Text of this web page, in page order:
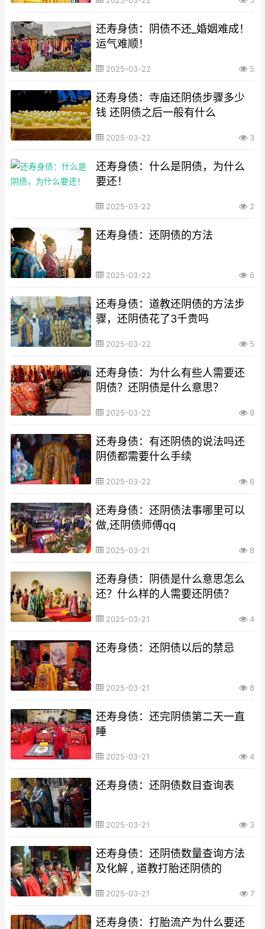
还寿身债：阴债不还_婚姻难成！
运气难顺！
2025-03-22 5
还寿身债：寺庙还阴债步骤多少
钱 还阴债之后一般有什么
2025-03-22 3
还寿身债：什么是阴债，为什么
要还！
2025-03-22 2
还寿身债：还阴债的方法
2025-03-22 6
还寿身债：道教还阴债的方法步
骤，还阴债花了3千贵吗
2025-03-22 5
还寿身债：为什么有些人需要还
阴债？还阴债是什么意思？
2025-03-22 9
还寿身债：有还阴债的说法吗还
阴债都需要什么手续
2025-03-22 6
还寿身债：还阴债法事哪里可以
做,还阴债师傅qq
2025-03-21 8
还寿身债：阴债是什么意思怎么
还？什么样的人需要还阴债？
2025-03-21 4
还寿身债：还阴债以后的禁忌
2025-03-21 8
还寿身债：还完阴债第二天一直
睡
2025-03-21 4
还寿身债：还阴债数目查询表
2025-03-21 3
还寿身债：还阴债数量查询方法
及化解 , 道教打胎还阴债的
2025-03-21 7
还寿身债：打胎流产为什么要还